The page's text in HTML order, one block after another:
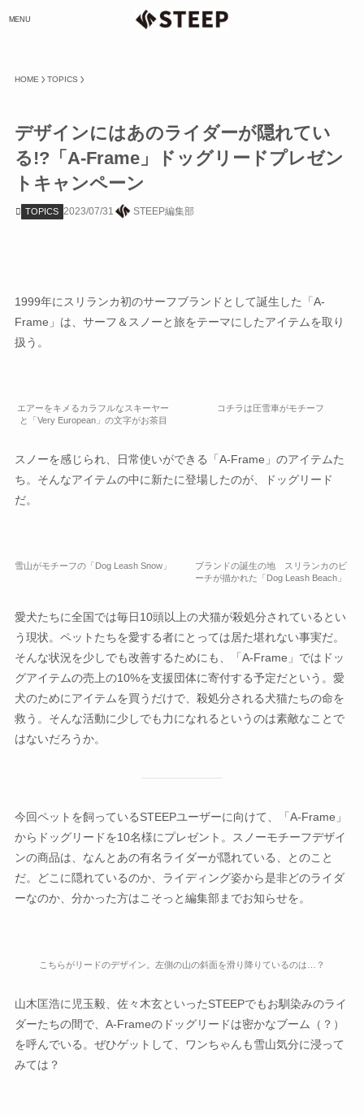
MENU
HOME TOPICS
デザインにはあのライダーが隠れてい
る!?「A-Frame」ドッグリードプレゼン
トキャンペーン
TOPICS 2023/07/31 STEEP編集部
1999年にスリランカ初のサーフブランドとして誕生した「A-
Frame」は、サーフ＆スノーと旅をテーマにしたアイテムを取り
扱う。
エアーをキメるカラフルなスキーヤー
と「Very European」の文字がお茶目
コチラは圧雪車がモチーフ
スノーを感じられ、日常使いができる「A-Frame」のアイテムた
ち。そんなアイテムの中に新たに登場したのが、ドッグリード
だ。
雪山がモチーフの「Dog Leash Snow」
ブランドの誕生の地 スリランカのビ
ーチが描かれた「Dog Leash Beach」
愛犬たちに全国では毎日10頭以上の犬猫が殺処分されているとい
う現状。ペットたちを愛する者にとっては居た堪れない事実だ。
そんな状況を少しでも改善するためにも、「A-Frame」ではドッ
グアイテムの売上の10%を支援団体に寄付する予定だという。愛
犬のためにアイテムを買うだけで、殺処分される犬猫たちの命を
救う。そんな活動に少しでも力になれるというのは素敵なことで
はないだろうか。
今回ペットを飼っているSTEEPユーザーに向けて、「A-Frame」
からドッグリードを10名様にプレゼント。スノーモチーフデザイ
ンの商品は、なんとあの有名ライダーが隠れている、とのこと
だ。どこに隠れているのか、ライディング姿から是非どのライダ
ーなのか、分かった方はこそっと編集部までお知らせを。
こちらがリードのデザイン。左側の山の斜面を滑り降りているのは…？
山木匡浩に児玉毅、佐々木玄といったSTEEPでもお馴染みのライ
ダーたちの間で、A-Frameのドッグリードは密かなブーム（？）
を呼んでいる。ぜひゲットして、ワンちゃんも雪山気分に浸って
みては？